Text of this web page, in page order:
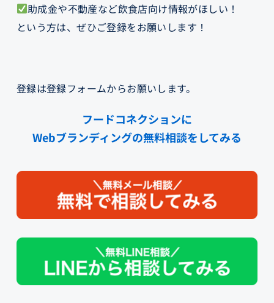
助成金や不動産など飲食店向け情報がほしい！
という方は、ぜひご登録をお願いします！
登録は登録フォームからお願いします。
フードコネクションに
Webブランディングの無料相談をしてみる